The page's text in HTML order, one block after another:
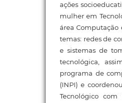
ações
mulher em
área
temas: redes de
e sistemas de
tecnológica,
programa de
(INPI) e
Tecnológico